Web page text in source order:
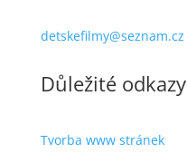
detskefilmy@seznam.cz
Důležité odkazy
Tvorba www stránek